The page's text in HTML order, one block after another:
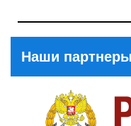
Наши партнеры